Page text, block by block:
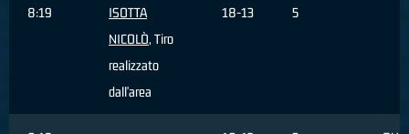
8:19
ISOTTA
NICOLÒ, Tiro
realizzato
dall'area
18-13 5